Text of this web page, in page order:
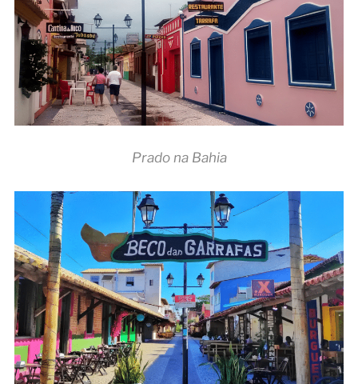
Prado na Bahia